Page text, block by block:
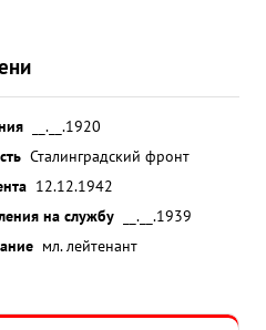
__.__.1920
Сталинградский фронт
12.12.1942
на службу
__.__.1939
мл. лейтенант